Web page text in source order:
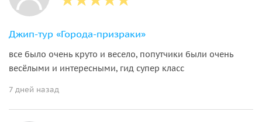
Джип-тур «Города-призраки»
все было очень круто и весело, попутчики были очень
весёлыми и интересными, гид супер класс
7 дней назад